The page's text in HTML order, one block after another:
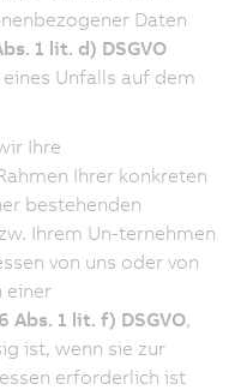
Daten
1 lit. d) DSGVO
Unfalls auf dem
Ihre
Ihrer konkreten
bestehenden
Ihrem Un-ternehmen
von uns oder von
einer
Abs. 1 lit. f) DSGVO,
ist, wenn sie zur
erforderlich ist